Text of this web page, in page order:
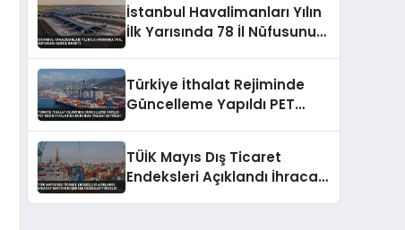
İstanbul Havalimanları Yılın
İlk Yarısında 78 İl Nüfusunu
Türkiye İthalat Rejiminde
Güncelleme Yapıldı PET
TÜİK Mayıs Dış Ticaret
Endeksleri Açıklandı İhracat